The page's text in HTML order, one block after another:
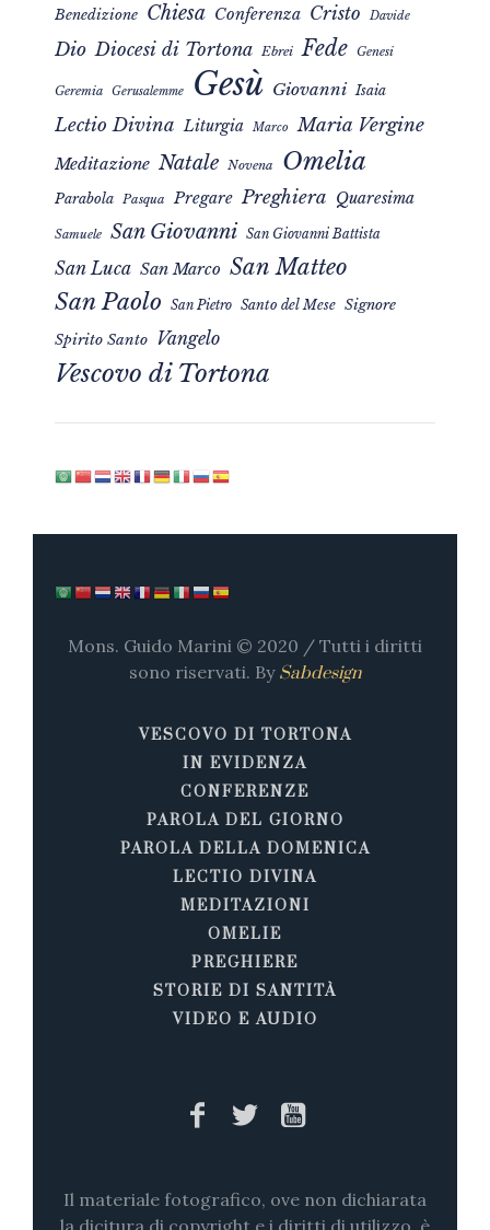
Benedizione Chiesa Conferenza Cristo Davide
Dio Diocesi di Tortona Ebrei Fede Genesi
Geremia Gerusalemme Gesù Giovanni Isaia
Lectio Divina Liturgia Marco Maria Vergine
Meditazione Natale Novena Omelia
Parabola Pasqua Pregare Preghiera Quaresima
Samuele San Giovanni San Giovanni Battista
San Luca San Marco San Matteo
San Paolo San Pietro Santo del Mese Signore
Spirito Santo Vangelo
Vescovo di Tortona
Mons. Guido Marini © 2020 / Tutti i diritti
sono riservati. By Sabdesign
VESCOVO DI TORTONA
IN EVIDENZA
CONFERENZE
PAROLA DEL GIORNO
PAROLA DELLA DOMENICA
LECTIO DIVINA
MEDITAZIONI
OMELIE
PREGHIERE
STORIE DI SANTITÀ
VIDEO E AUDIO
Il materiale fotografico, ove non dichiarata